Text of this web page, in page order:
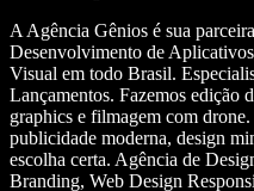
A Agência Gênios é sua
Desenvolvimento de
Visual em todo Brasil.
Lançamentos. Fazemos edição
graphics e filmagem com
publicidade moderna, design
escolha certa. Agência de
Branding, Web Design